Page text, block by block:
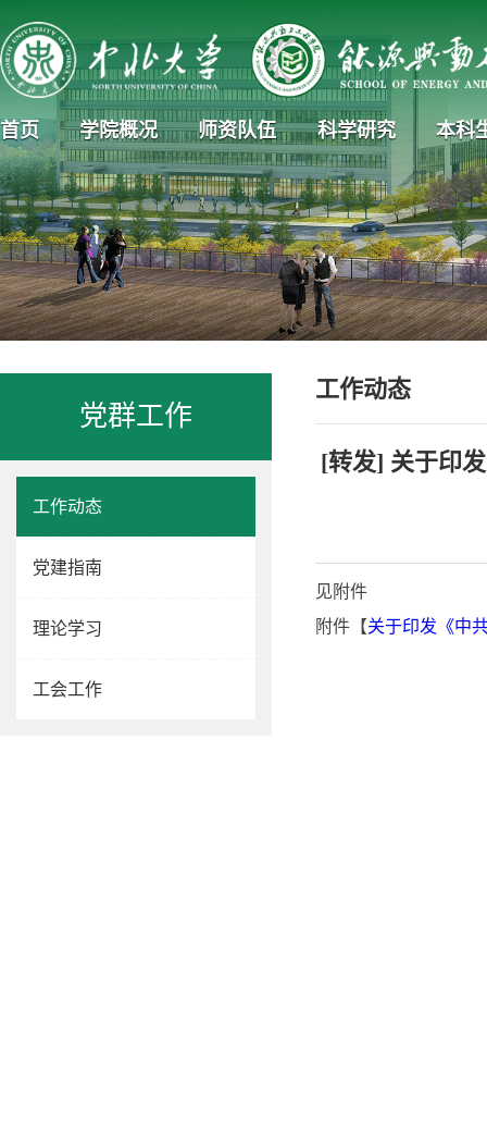
首页 学院概况 师资队伍 科学研究 本科
党群工作
工作动态
党建指南
理论学习
工会工作
工作动态
[转发] 关于印
见附件
附件【关于印发《中